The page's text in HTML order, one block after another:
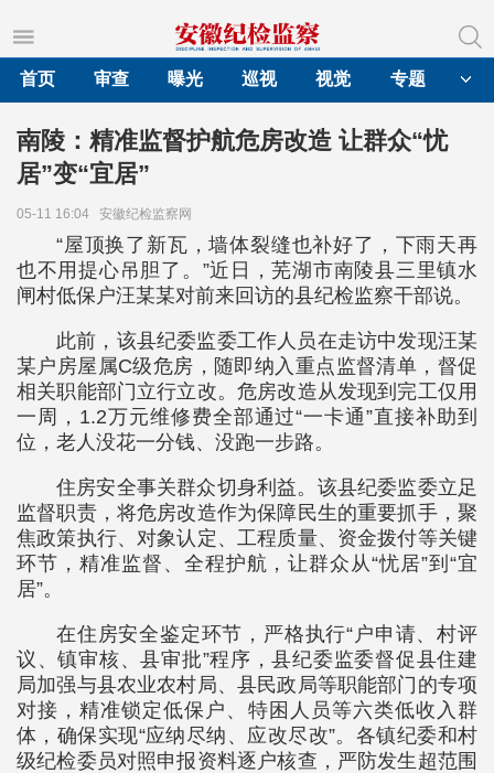
首页
审查 曝光 巡视 视觉 专题
南陵：精准监督护航危房改造 让群众“忧
居”变“宜居”
05-11 16:04 安徽纪检监察网
“屋顶换了新瓦，墙体裂缝也补好了，下雨天再
也不用提心吊胆了。”近日，芜湖市南陵县三里镇水
闸村低保户汪某某对前来回访的县纪检监察干部说。
此前，该县纪委监委工作人员在走访中发现汪某
某户房屋属C级危房，随即纳入重点监督清单，督促
相关职能部门立行立改。危房改造从发现到完工仅用
一周，1.2万元维修费全部通过“一卡通”直接补助到
位，老人没花一分钱、没跑一步路。
住房安全事关群众切身利益。该县纪委监委立足
监督职责，将危房改造作为保障民生的重要抓手，聚
焦政策执行、对象认定、工程质量、资金拨付等关键
环节，精准监督、全程护航，让群众从“忧居”到“宜
居”。
在住房安全鉴定环节，严格执行“户申请、村评
议、镇审核、县审批”程序，县纪委监委督促县住建
局加强与县农业农村局、县民政局等职能部门的专项
对接，精准锁定低保户、特困人员等六类低收入群
体，确保实现“应纳尽纳、应改尽改”。各镇纪委和村
级纪检委员对照申报资料逐户核查，严防发生超范围